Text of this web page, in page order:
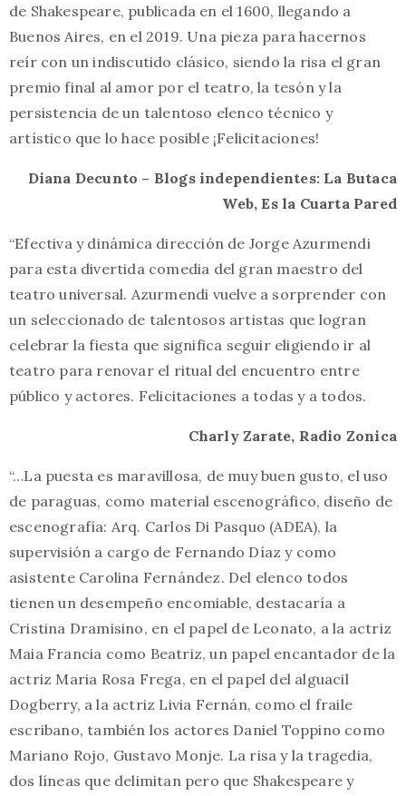
de Shakespeare, publicada en el 1600, llegando a
Buenos Aires, en el 2019. Una pieza para hacernos
reír con un indiscutido clásico, siendo la risa el gran
premio final al amor por el teatro, la tesón y la
persistencia de un talentoso elenco técnico y
artístico que lo hace posible ¡Felicitaciones!
Diana Decunto – Blogs independientes: La Butaca
Web, Es la Cuarta Pared
“Efectiva y dinámica dirección de Jorge Azurmendi
para esta divertida comedia del gran maestro del
teatro universal. Azurmendi vuelve a sorprender con
un seleccionado de talentosos artistas que logran
celebrar la fiesta que significa seguir eligiendo ir al
teatro para renovar el ritual del encuentro entre
público y actores. Felicitaciones a todas y a todos.
Charly Zarate, Radio Zonica
“…La puesta es maravillosa, de muy buen gusto, el uso
de paraguas, como material escenográfico, diseño de
escenografía: Arq. Carlos Di Pasquo (ADEA), la
supervisión a cargo de Fernando Díaz y como
asistente Carolina Fernández. Del elenco todos
tienen un desempeño encomiable, destacaría a
Cristina Dramisino, en el papel de Leonato, a la actriz
Maia Francia como Beatriz, un papel encantador de la
actriz Maria Rosa Frega, en el papel del alguacil
Dogberry, a la actriz Livia Fernán, como el fraile
escribano, también los actores Daniel Toppino como
Mariano Rojo, Gustavo Monje. La risa y la tragedia,
dos líneas que delimitan pero que Shakespeare y